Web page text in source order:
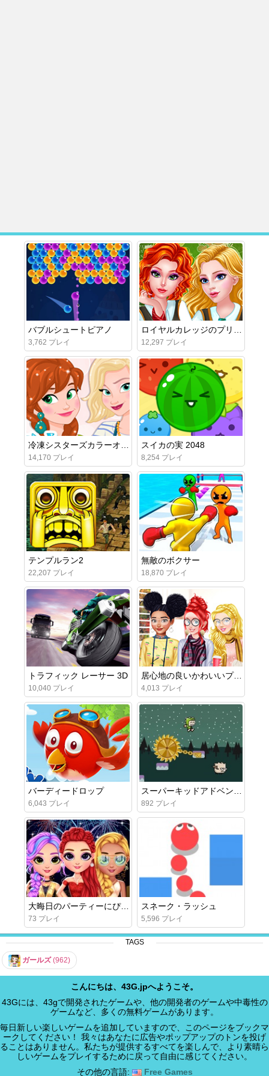
バブルシュートピアノ
3,762 プレイ
ロイヤルカレッジのプリンセスたち
12,297 プレイ
冷凍シスターズカラーオブザイヤー
14,170 プレイ
スイカの実 2048
8,254 プレイ
テンプルラン2
22,207 プレイ
無敵のボクサー
18,870 プレイ
トラフィック レーサー 3D
10,040 プレイ
居心地の良いかわいいプリンセス
4,013 プレイ
バーディードロップ
6,043 プレイ
スーパーキッドアドベンチャー
892 プレイ
大晦日のパーティーにぴったりの装い
73 プレイ
スネーク・ラッシュ
5,596 プレイ
TAGS
ガールズ(962)
こんにちは、43G.jpへようこそ。
43Gには、43gで開発されたゲームや、他の開発者のゲームや中毒性の
ゲームなど、多くの無料ゲームがあります。
毎日新しい楽しいゲームを追加していますので、このページをブックマ
ークしてください！ 我々はあなたに広告やポップアップのトンを投げ
ることはありません。私たちが提供するすべてを楽しんで、より素晴ら
しいゲームをプレイするために戻って自由に感じてください。
その他の言語:
Free Games